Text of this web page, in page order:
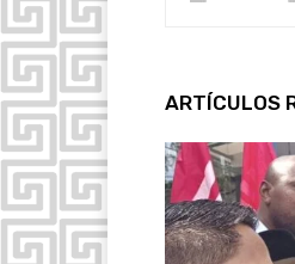
ARTÍCULOS